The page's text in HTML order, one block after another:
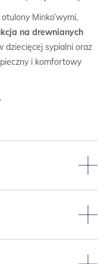
otulony Minko’wymi,
na drewnianych
dziecięcej sypialni oraz
i komfortowy